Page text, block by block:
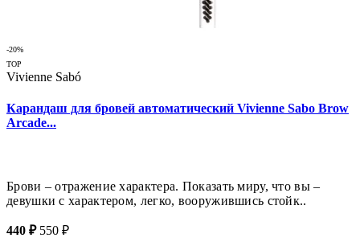
-20%
TOP
Vivienne Sabó
Карандаш для бровей автоматический Vivienne Sabo Brow
Arcade...
Брови – отражение характера. Показать миру, что вы –
девушки с характером, легко, вооружившись стойк..
440 ₽ 550 ₽